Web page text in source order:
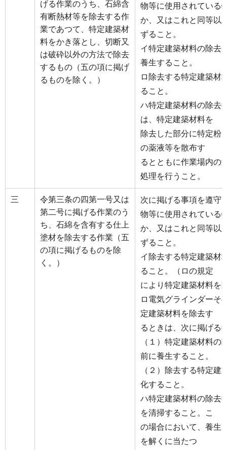
げる作業のうち、石綿含
有断熱材等を除去する作
業であつて、特定建築材
料をかき落とし、切断又
は破砕以外の方法で除去
するもの（五の項に掲げ
るものを除く。）
物等に使用されている
か、又はこれと同等以
ずること。
イ特定建築材料の除去
養生すること。
ロ除去する特定建築材
ること。
ハ特定建築材料の除去
は、特定建築材料を
除去した部分に特定粉
の薬液等を散布す
るとともに作業場内の
処理を行うこと。
三
令第三条の四第一号又は
第二号に掲げる作業のう
ち、石綿を含有する仕上
塗材を除去する作業（五
の項に掲げるものを除
く。）
次に掲げる事項を遵守
物等に使用されている
か、又はこれと同等以
ずること。
イ除去する特定建築材
ること。（ロの規定
により特定建築材料を
ロ電気グラインダーそ
定建築材料を除去す
るときは、次に掲げる
（１）特定建築材料の
前に養生すること。
（２）除去する特定建
化すること。
ハ特定建築材料の除去
を清掃すること。こ
の場合において、養生
を解くに当たつ